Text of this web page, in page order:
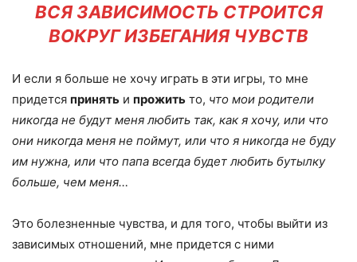
ВСЯ ЗАВИСИМОСТЬ СТРОИТСЯ
ВОКРУГ ИЗБЕГАНИЯ ЧУВСТВ
И если я больше не хочу играть в эти игры, то мне
придется принять и прожить то, что мои родители
никогда не будут меня любить так, как я хочу, или что
они никогда меня не поймут, или что я никогда не буду
им нужна, или что папа всегда будет любить бутылку
больше, чем меня…
Это болезненные чувства, и для того, чтобы выйти из
зависимых отношений, мне придется с ними